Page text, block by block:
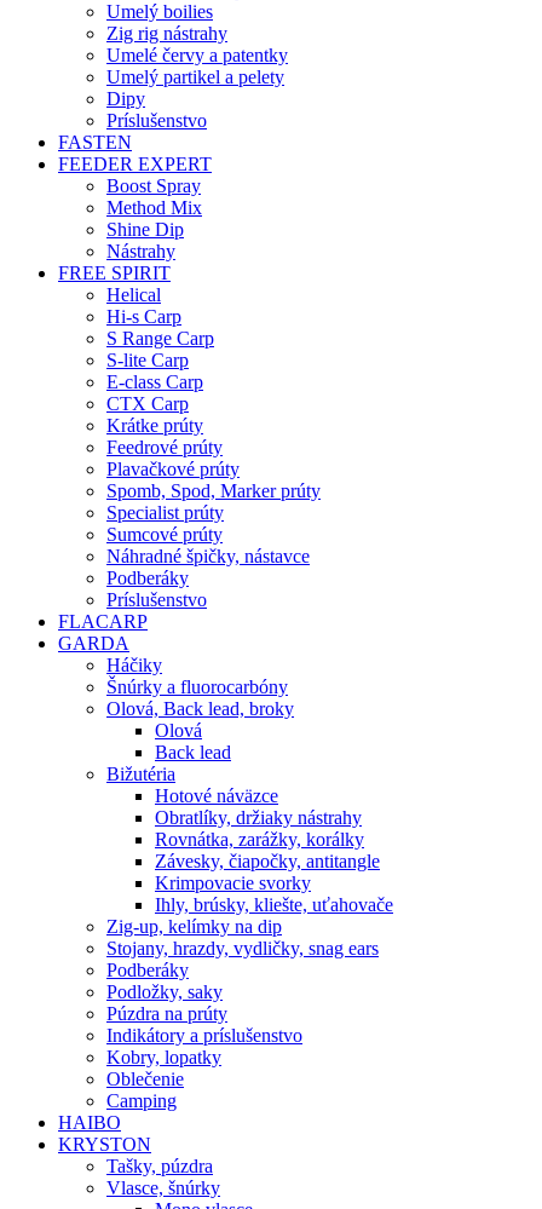
Umelý boilies
Zig rig nástrahy
Umelé červy a patentky
Umelý partikel a pelety
Dipy
Príslušenstvo
FASTEN
FEEDER EXPERT
Boost Spray
Method Mix
Shine Dip
Nástrahy
FREE SPIRIT
Helical
Hi-s Carp
S Range Carp
S-lite Carp
E-class Carp
CTX Carp
Krátke prúty
Feedrové prúty
Plavačkové prúty
Spomb, Spod, Marker prúty
Specialist prúty
Sumcové prúty
Náhradné špičky, nástavce
Podberáky
Príslušenstvo
FLACARP
GARDA
Háčiky
Šnúrky a fluorocarbóny
Olová, Back lead, broky
Olová
Back lead
Bižutéria
Hotové náväzce
Obratlíky, držiaky nástrahy
Rovnátka, zarážky, korálky
Závesky, čiapočky, antitangle
Krimpovacie svorky
Ihly, brúsky, kliešte, uťahovače
Zig-up, kelímky na dip
Stojany, hrazdy, vydličky, snag ears
Podberáky
Podložky, saky
Púzdra na prúty
Indikátory a príslušenstvo
Kobry, lopatky
Oblečenie
Camping
HAIBO
KRYSTON
Tašky, púzdra
Vlasce, šnúrky